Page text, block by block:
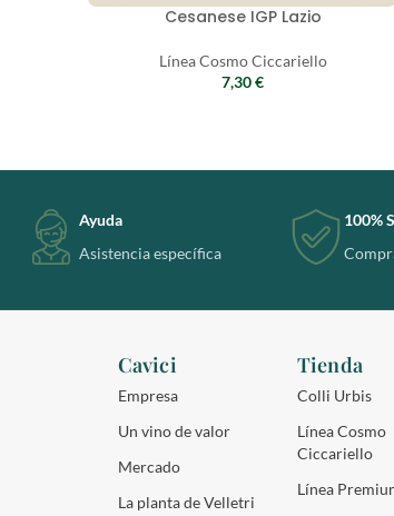
Cesanese IGP Lazio
Línea Cosmo Ciccariello
7,30€
Ayuda
Asistencia específica
100%
Cavici
Empresa
Un vino de valor
Mercado
La planta de Velletri
Tienda
Colli Urbis
Línea Cosmo
Ciccariello
Línea